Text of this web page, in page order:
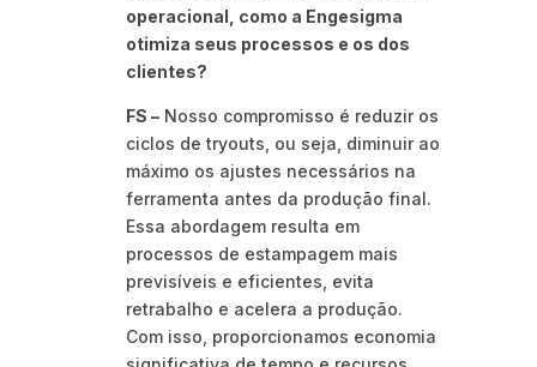
operacional, como a Engesigma
otimiza seus processos e os dos
clientes?
FS –Nosso compromisso é reduzir os
ciclos de tryouts, ou seja, diminuir ao
máximo os ajustes necessários na
ferramenta antes da produção final.
Essa abordagem resulta em
processos de estampagem mais
previsíveis e eficientes, evita
retrabalho e acelera a produção.
Com isso, proporcionamos economia